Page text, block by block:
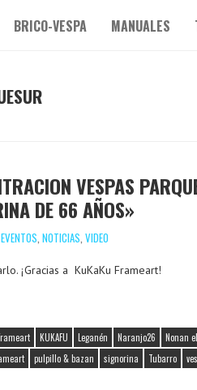
BRICO-VESPA MANUALES
VESPAS
DE 66 AÑOS»
EVENTOS, NOTICIAS, VIDEO
¡Gracias a KuKaKu Frameart!
KUKAFU Leganén Naranjo26 Nonan
pulpillo & bazan signorina Tubarro